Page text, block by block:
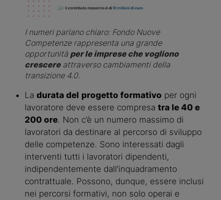
I numeri parlano chiaro: Fondo Nuove
Competenze rappresenta una grande
opportunità per le imprese che vogliono
crescere attraverso cambiamenti della
transizione 4.0.
La durata del progetto formativo per ogni
lavoratore deve essere compresa tra le 40 e
200 ore. Non c’è un numero massimo di
lavoratori da destinare al percorso di sviluppo
delle competenze. Sono interessati dagli
interventi tutti i lavoratori dipendenti,
indipendentemente dall’inquadramento
contrattuale. Possono, dunque, essere inclusi
nei percorsi formativi, non solo operai e